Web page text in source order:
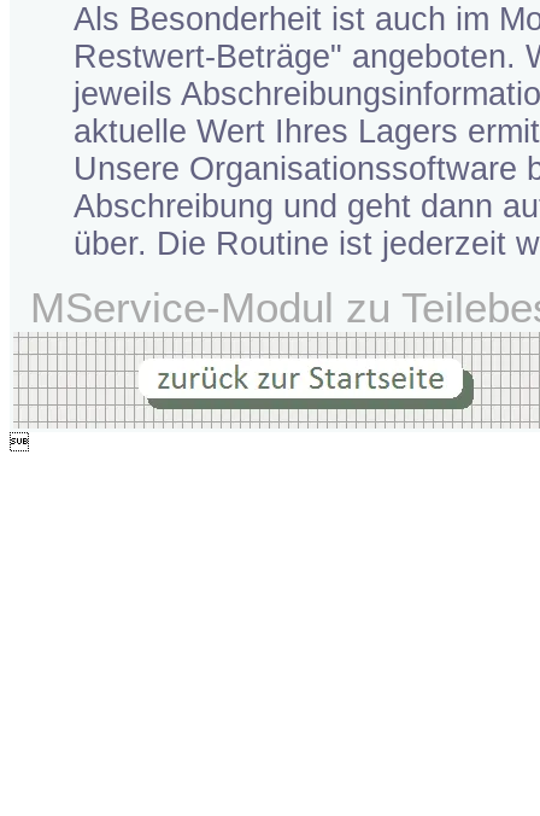
Als Besonderheit ist auch im
Restwert-Beträge" angeboten.
jeweils
aktuelle Wert Ihres Lagers
Unsere Organisationssoftware
Abschreibung und geht dann
über. Die Routine ist jederzeit
MService-Modul zu
